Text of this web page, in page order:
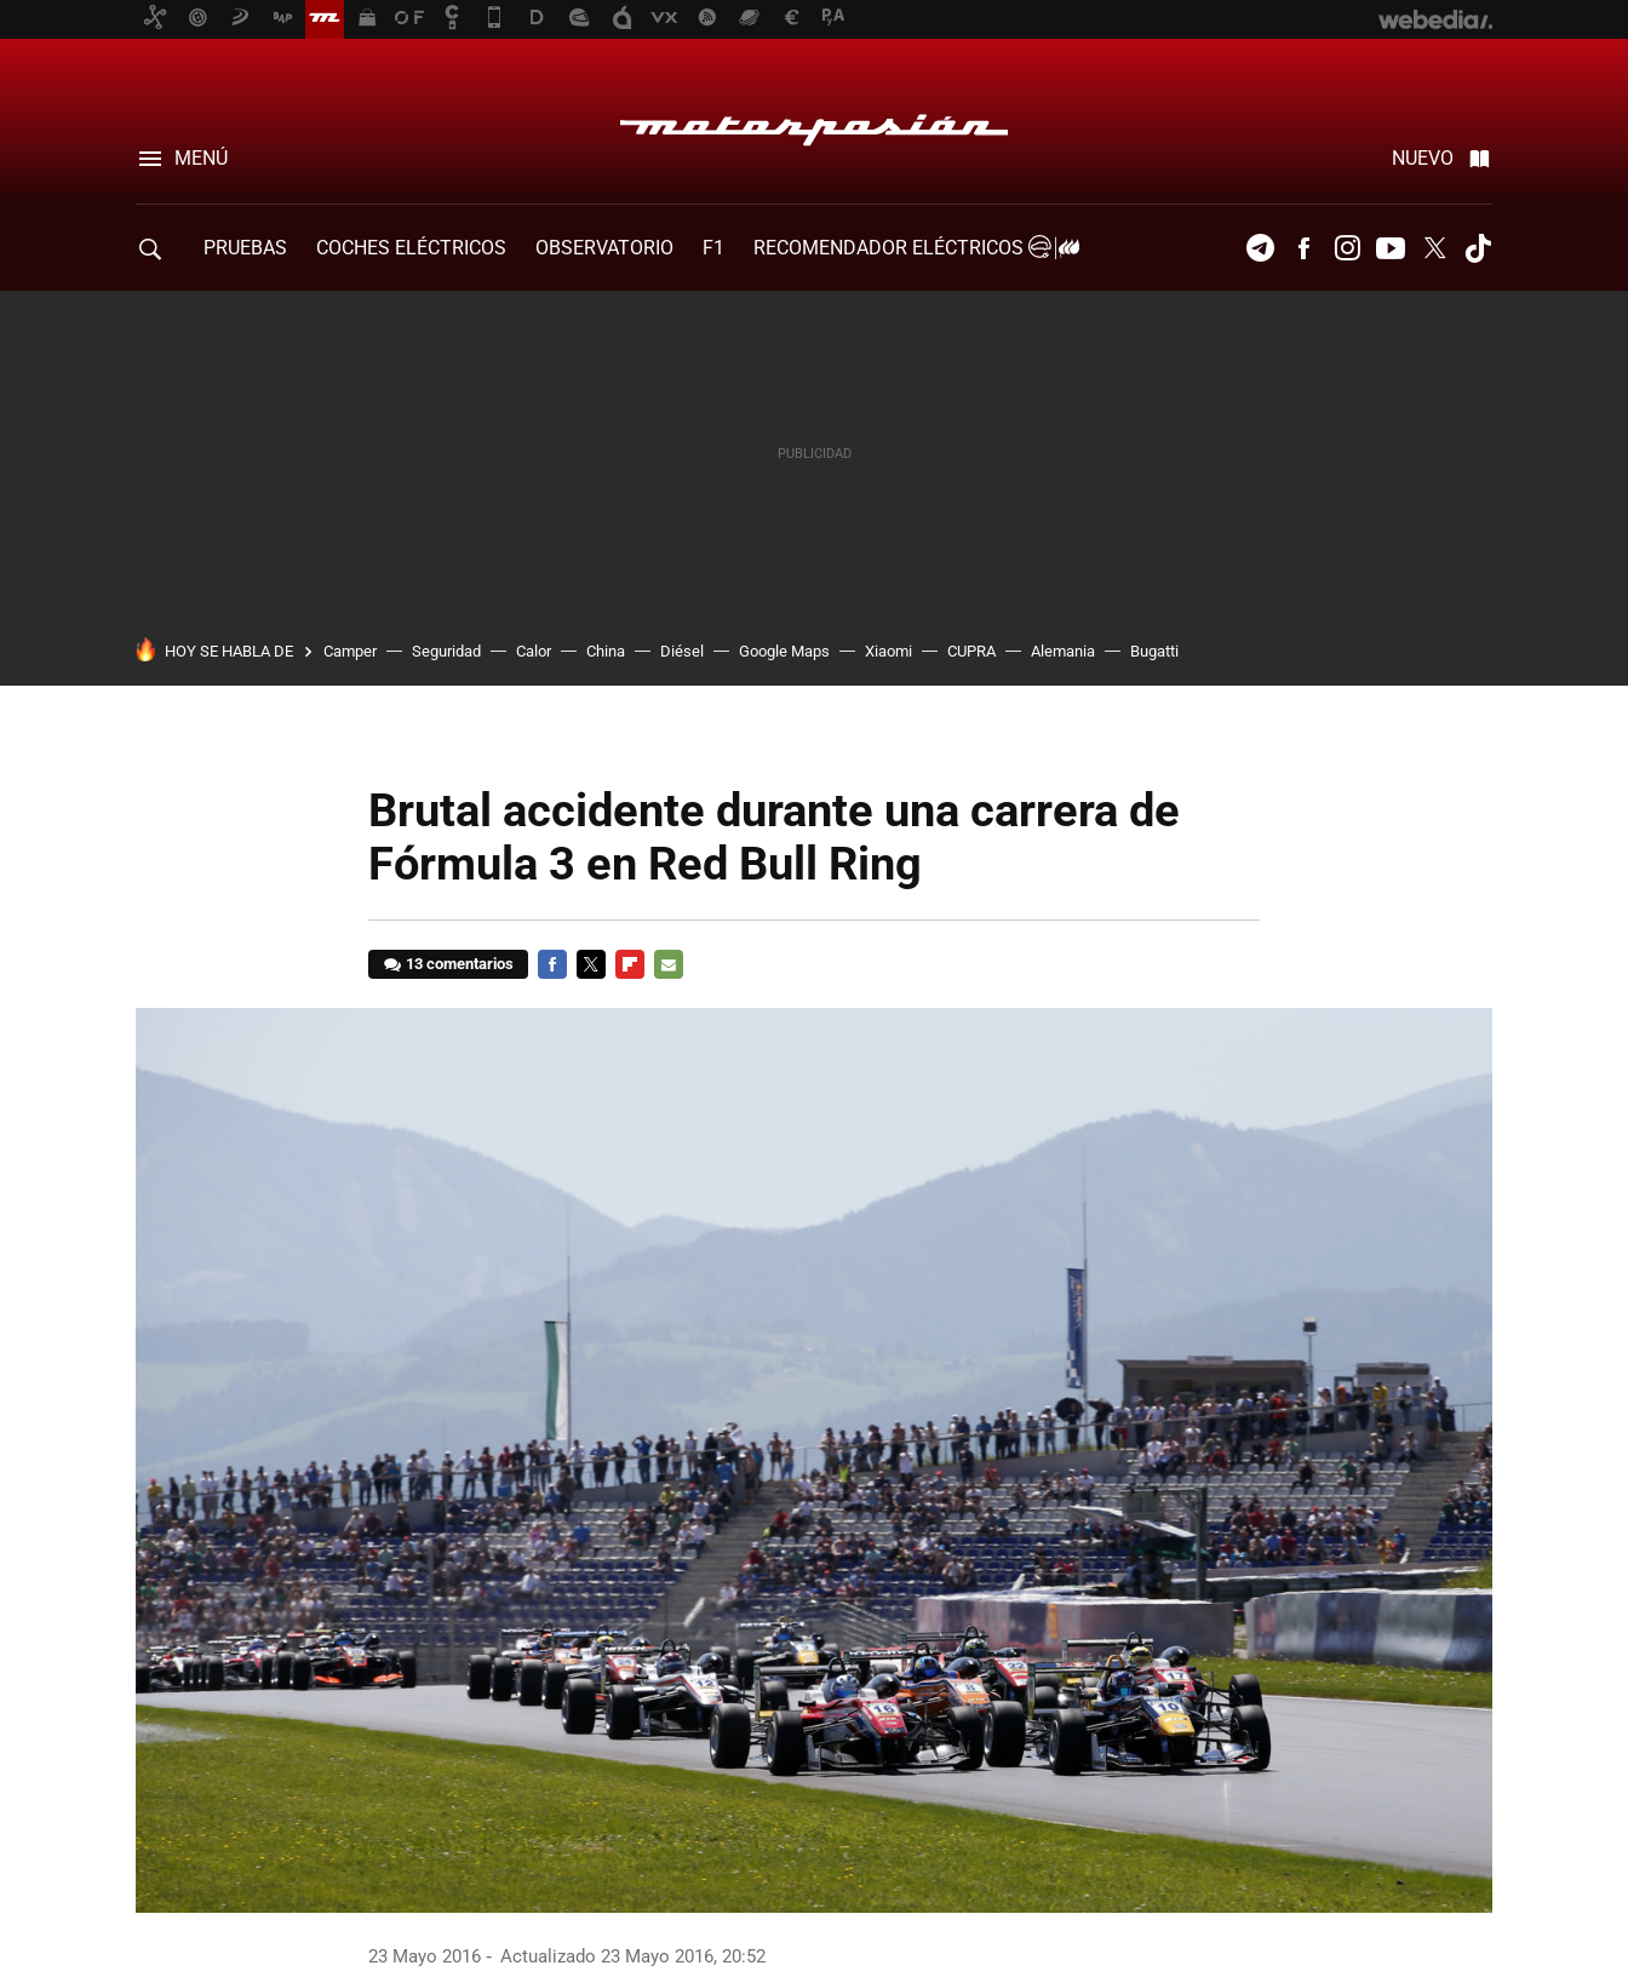
MENÚ NUEVO
PRUEBAS COCHES ELÉCTRICOS OBSERVATORIO F1
RECOMENDADOR ELÉCTRICOS
TelegramFacebookInstagramYoutubeTwitter
HOY SE HABLA DE Camper Seguridad Calor China Diésel Google Maps Xiaomi CUPRA Alemania Bugatti
Brutal accidente durante una carrera de
Fórmula 3 en Red Bull Ring
13 comentarios
23 Mayo 2016 Actualizado 23 Mayo 2016, 20:52